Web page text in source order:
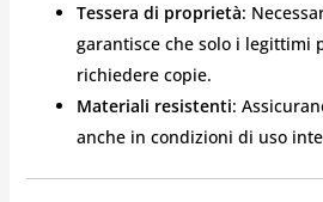
Tessera di proprietà:
garantisce che solo i legittimi
richiedere copie.
Materiali resistenti:
anche in condizioni di uso